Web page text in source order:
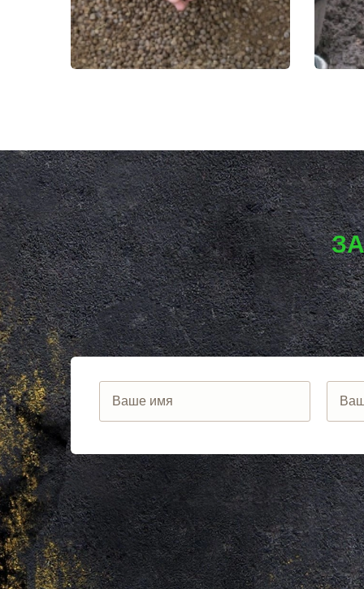
КРАСНАЯ ПАХРА
КРАСНОАРМЕЙСК
КРАСНОГОРСК
КРАСНОЗАВОДСК
КРАСНОЗНАМЕНСК
ЛЕТОВО
ЛИКИНО-ДУЛЕВО
ЛОБАНОВО
ЛОБНЯ
ЛОПАТИНСКИЙ
ЛОСИНО-ПЕТРОВСКИЙ
ЛОТОШИНО
ЛУКИНО
ЛУНЕВО
ЛУХОВИЦЫ
ЛЫТКАРИНО
ЛЬВОВСКИЙ
ЛЮБЕРЦЫ
ЛЮБУЧАНЫ
МАЛАХОВКА
МАЛИНО
МАМЫРИ
МЕНДЕЛЕЕВО
МЕШКОВО
МИХНЕВО
МОЛОДЕЖНЫЙ
МОЛОКОВО
МОНИНО
МОСКОВСКИЙ
МУХАНОВО
МЫТИЩИ
НАРО-ФОМИНСК
НАХАБИНО
НЕКРАСОВКА
НЕКРАСОВСКИЙ
ШАРАПОВО
ШАТУРА
ШАТУРТОРФ
ЮПИТЕР
ЯХРОМА
АНАПА
КРАСНОДАР
ВОРОНЕЖ
ИРКУТСК
РОСТОВ
САМАРА
НЕЯ
ВОЛГОГРАД
НИЖНИЙ
УФА
САНКТ-
КАЗАНЬ
ТЮМЕНЬ
ТУЛА
ПЕНЗА
БАРНАУЛ
ОМСК
БЕЛГОРОД
ЛИПЕЦК
СОЧИ